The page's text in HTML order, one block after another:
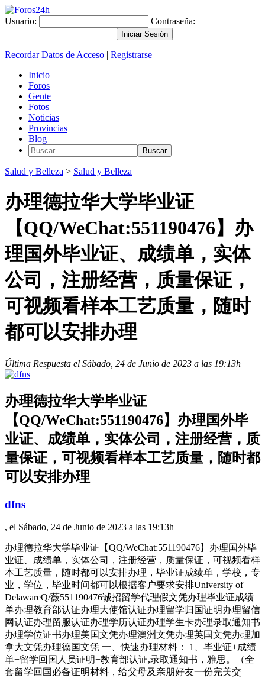
Usuario: Contraseña:
Recordar Datos de Acceso | Registrarse
Inicio
Foros
Gente
Fotos
Noticias
Provincias
Blog
Salud y Belleza > Salud y Belleza
办理德拉华大学毕业证
【QQ/WeChat:551190476】办
理国外毕业证、成绩单，实体
公司，注册经营，质量保证，
可视频看样本工艺质量，随时
都可以安排办理
Última Respuesta el Sábado, 24 de Junio de 2023 a las 19:13h
办理德拉华大学毕业证
【QQ/WeChat:551190476】办理国外毕
业证、成绩单，实体公司，注册经营，质
量保证，可视频看样本工艺质量，随时都
可以安排办理
dfns
, el Sábado, 24 de Junio de 2023 a las 19:13h
办理德拉华大学毕业证【QQ/WeChat:551190476】办理国外毕
业证、成绩单，实体公司，注册经营，质量保证，可视频看样
本工艺质量，随时都可以安排办理，毕业证成绩单，学校，专
业，学位，毕业时间都可以根据客户要求安排University of
DelawareQ/薇551190476诚招留学代理假文凭办理毕业证成绩
单办理教育部认证办理大使馆认证办理留学归国证明办理留信
网认证办理留服认证办理学历认证办理学生卡办理录取通知书
办理学位证书办理美国文凭办理澳洲文凭办理英国文凭办理加
拿大文凭办理德国文凭 一、快速办理材料： 1、毕业证+成绩
单+留学回国人员证明+教育部认证,录取通知书，雅思。（全
套留学回国必备证明材料，给父母及亲朋好友一份完美交